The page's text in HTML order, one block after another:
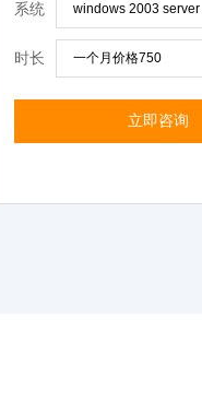
系统
时长
立即咨询